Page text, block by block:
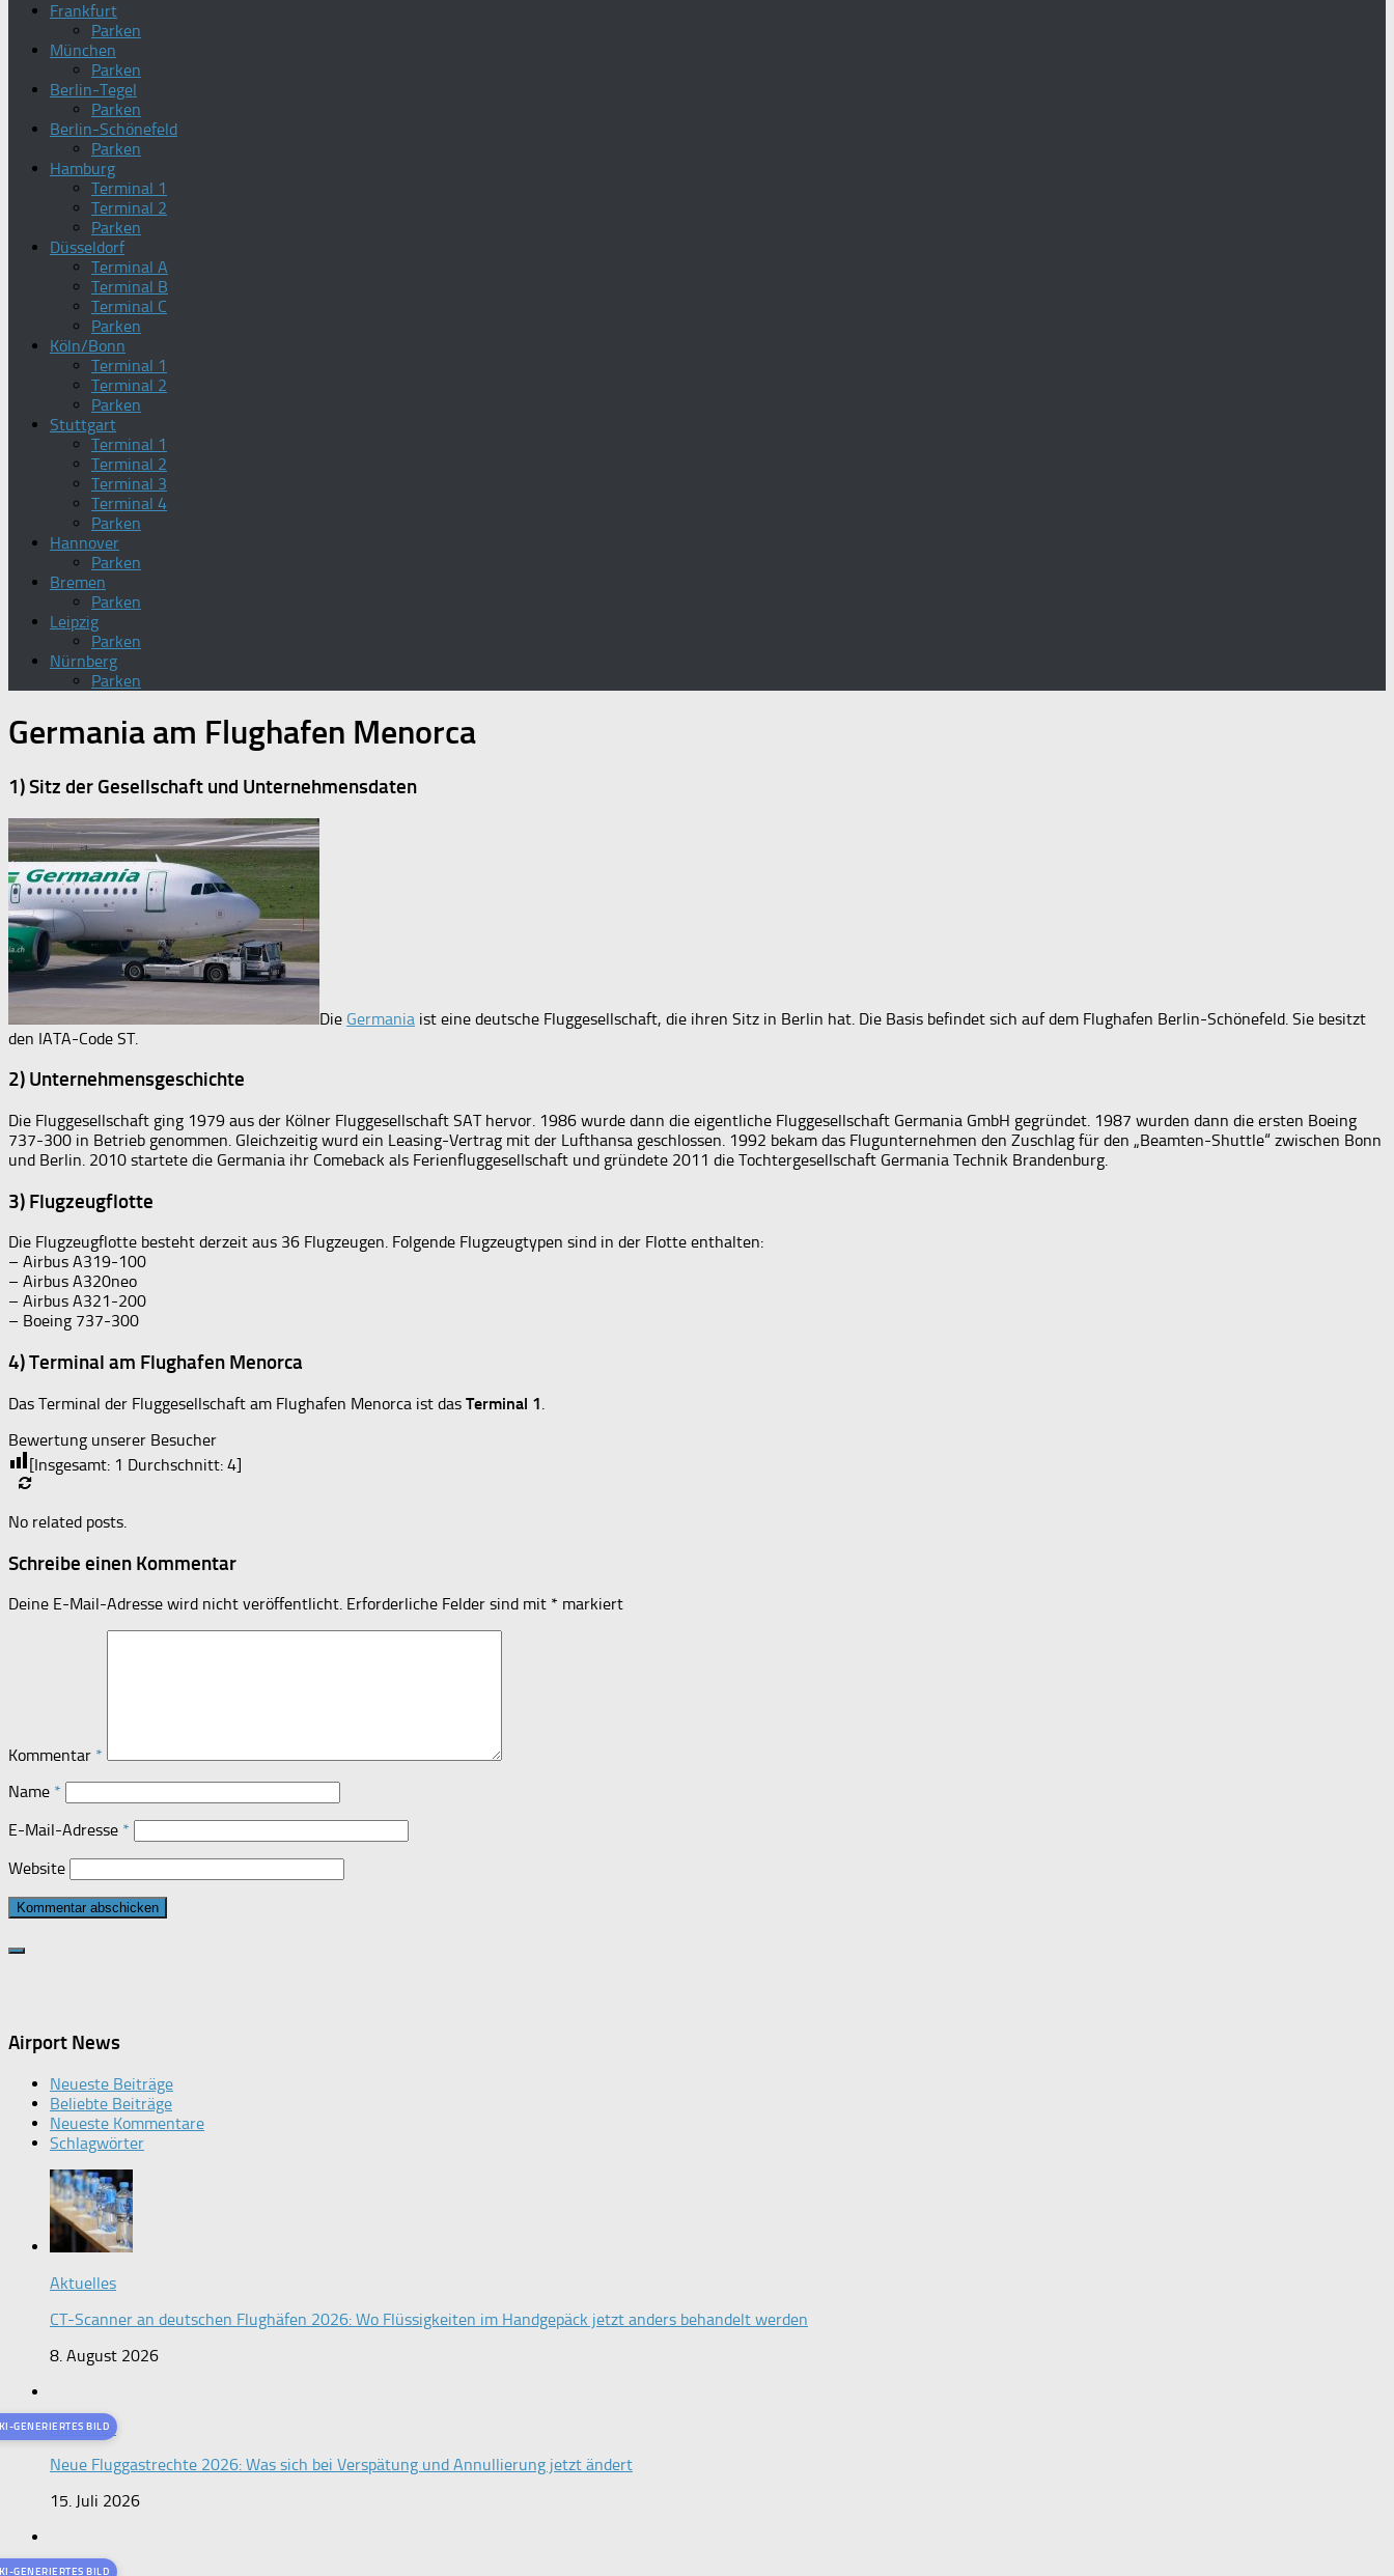
Frankfurt
Parken
München
Parken
Berlin-Tegel
Parken
Berlin-Schönefeld
Parken
Hamburg
Terminal 1
Terminal 2
Parken
Düsseldorf
Terminal A
Terminal B
Terminal C
Parken
Köln/Bonn
Terminal 1
Terminal 2
Parken
Stuttgart
Terminal 1
Terminal 2
Terminal 3
Terminal 4
Parken
Hannover
Parken
Bremen
Parken
Leipzig
Parken
Nürnberg
Parken
Germania am Flughafen Menorca
1) Sitz der Gesellschaft und Unternehmensdaten
Die Germania ist eine deutsche Fluggesellschaft, die ihren Sitz in Berlin hat. Die Basis befindet sich auf dem Flughafen Berlin-Schönefeld. Sie besitzt
den IATA-Code ST.
2) Unternehmensgeschichte
Die Fluggesellschaft ging 1979 aus der Kölner Fluggesellschaft SAT hervor. 1986 wurde dann die eigentliche Fluggesellschaft Germania GmbH gegründet. 1987 wurden dann die ersten Boeing
737-300 in Betrieb genommen. Gleichzeitig wurd ein Leasing-Vertrag mit der Lufthansa geschlossen. 1992 bekam das Flugunternehmen den Zuschlag für den „Beamten-Shuttle“ zwischen Bonn
und Berlin. 2010 startete die Germania ihr Comeback als Ferienfluggesellschaft und gründete 2011 die Tochtergesellschaft Germania Technik Brandenburg.
3) Flugzeugflotte
Die Flugzeugflotte besteht derzeit aus 36 Flugzeugen. Folgende Flugzeugtypen sind in der Flotte enthalten:
– Airbus A319-100
– Airbus A320neo
– Airbus A321-200
– Boeing 737-300
4) Terminal am Flughafen Menorca
Das Terminal der Fluggesellschaft am Flughafen Menorca ist das Terminal 1.
Bewertung unserer Besucher
[Insgesamt: 1 Durchschnitt: 4]
No related posts.
Schreibe einen Kommentar
Deine E-Mail-Adresse wird nicht veröffentlicht. Erforderliche Felder sind mit * markiert
Kommentar *
Name *
E-Mail-Adresse *
Website
Airport News
Neueste Beiträge
Beliebte Beiträge
Neueste Kommentare
Schlagwörter
Aktuelles
CT-Scanner an deutschen Flughäfen 2026: Wo Flüssigkeiten im Handgepäck jetzt anders behandelt werden
8. August 2026
GENERIERTES BILD
Aktuelles
Neue Fluggastrechte 2026: Was sich bei Verspätung und Annullierung jetzt ändert
15. Juli 2026
GENERIERTES BILD